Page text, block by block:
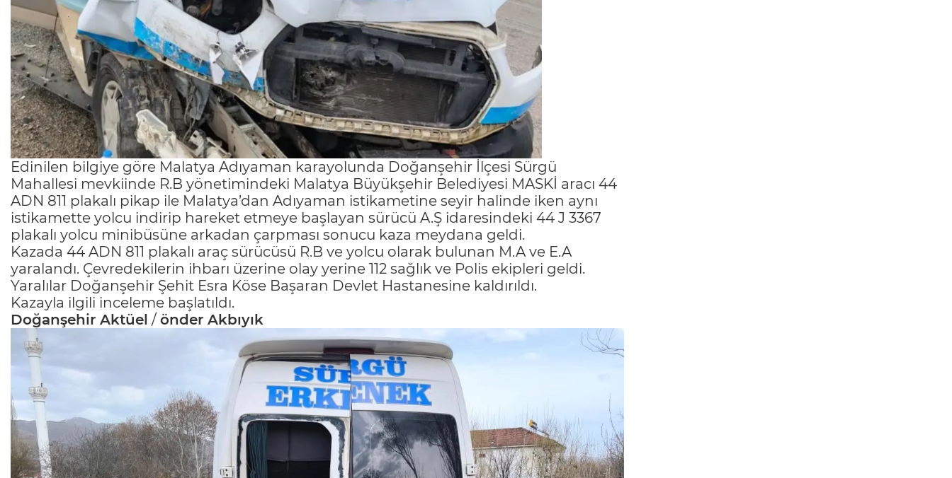
Edinilen bilgiye göre Malatya Adıyaman karayolunda Doğanşehir İlçesi Sürgü
Mahallesi mevkiinde R.B yönetimindeki Malatya Büyükşehir Belediyesi MASKİ aracı 44
ADN 811 plakalı pikap ile Malatya’dan Adıyaman istikametine seyir halinde iken aynı
istikamette yolcu indirip hareket etmeye başlayan sürücü A.Ş idaresindeki 44 J 3367
plakalı yolcu minibüsüne arkadan çarpması sonucu kaza meydana geldi.
Kazada 44 ADN 811 plakalı araç sürücüsü R.B ve yolcu olarak bulunan M.A ve E.A
yaralandı. Çevredekilerin ihbarı üzerine olay yerine 112 sağlık ve Polis ekipleri geldi.
Yaralılar Doğanşehir Şehit Esra Köse Başaran Devlet Hastanesine kaldırıldı.
Kazayla ilgili inceleme başlatıldı.
Doğanşehir Aktüel / önder Akbıyık